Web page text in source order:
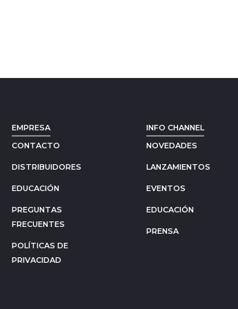
EMPRESA
CONTACTO
DISTRIBUIDORES
EDUCACIÓN
PREGUNTAS
FRECUENTES
POLÍTICAS DE
PRIVACIDAD
INFO CHANNEL
NOVEDADES
LANZAMIENTOS
EVENTOS
EDUCACIÓN
PRENSA